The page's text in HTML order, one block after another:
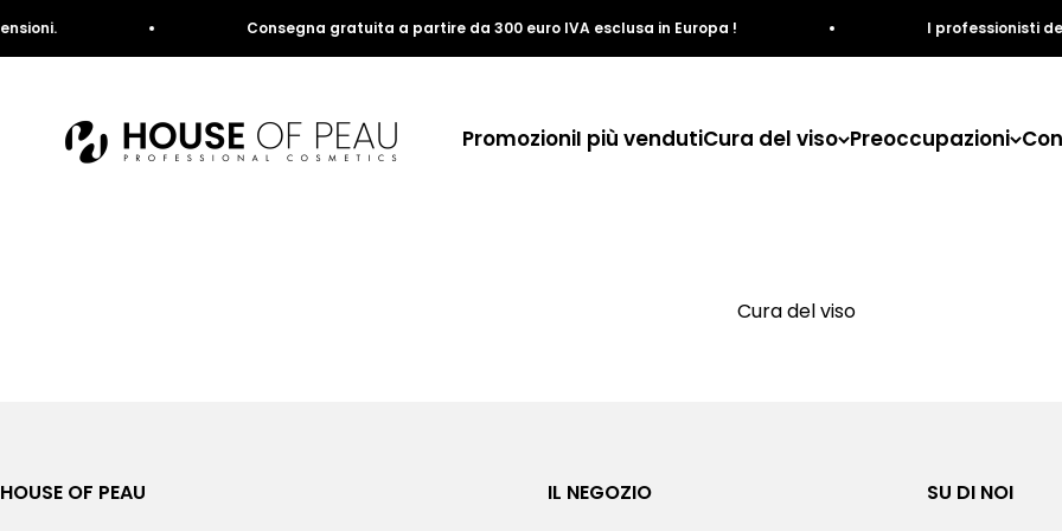
Consegna gratuita a partire da 300 euro IVA esclusa in Europa ! I professionisti del
PromozioniI più vendutiCura del viso Preoccupazioni
Cura del viso
HOUSE OF PEAU IL NEGOZIO SU DI NOI